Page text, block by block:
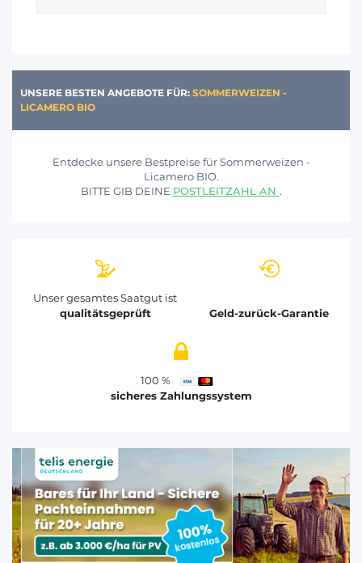
UNSERE BESTEN ANGEBOTE FÜR: SOMMERWEIZEN -
LICAMERO BIO
Entdecke unsere Bestpreise für Sommerweizen -
Licamero BIO.
BITTE GIB DEINE POSTLEITZAHL AN .
Unser gesamtes Saatgut ist
qualitätsgeprüft
Geld-zurück-Garantie
100 %
sicheres Zahlungssystem